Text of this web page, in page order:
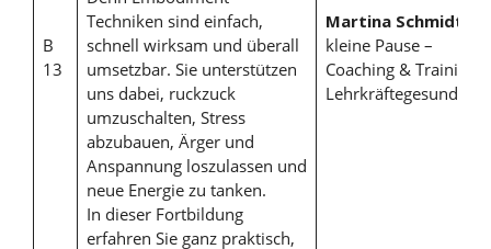
B
13
Techniken sind einfach,
schnell wirksam und überall
umsetzbar. Sie unterstützen
uns dabei, ruckzuck
umzuschalten, Stress
abzubauen, Ärger und
Anspannung loszulassen und
neue Energie zu tanken.
In dieser Fortbildung
erfahren Sie ganz praktisch,
Martina Schmidt
kleine Pause –
Coaching & Training
Lehrkräftegesundheit